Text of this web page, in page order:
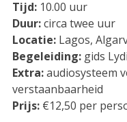
Tijd: 10.00 uur
Duur: circa twee uur
Locatie: Lagos,
Begeleiding: gids
Extra: audiosysteem
verstaanbaarheid
Prijs: €12,50 per